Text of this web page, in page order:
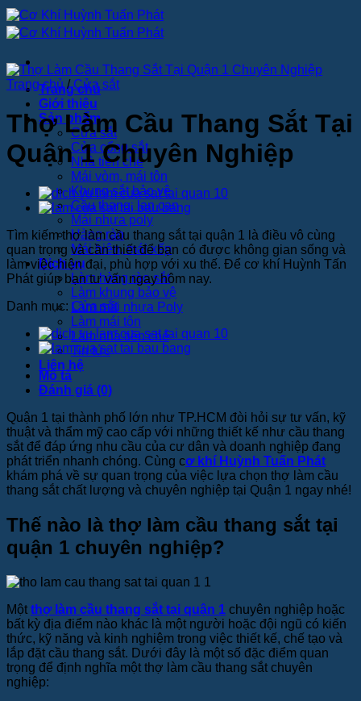
Bỏ
qua
nội
Trang chủ
Giới thiệu
Sản phẩm
Cửa sắt
Cửa cổng sắt
Nhà tiền chế
Mái vòm, mái tôn
Khung sắt bảo vệ
Cầu thang, lan can
Mái nhựa poly
Hàng rào
Mái hiên, mái xếp
Dịch vụ
Làm hàng rào sắt
Làm khung bảo vệ
Làm mái nhựa Poly
Làm mái tôn
Làm nhà tiền chế
Tin tức
Liên hệ
Trang chủ / Cửa sắt
Thợ Làm Cầu Thang Sắt Tại
Quận 1 Chuyên Nghiệp
Tìm kiếm thợ làm cầu thang sắt tại quận 1 là điều vô cùng
quan trọng và cần thiết để bạn có được không gian sống và
làm việc hiện đại, phù hợp với xu thế. Để cơ khí Huỳnh Tấn
Phát giúp bạn tư vấn ngay hôm nay.
Danh mục: Cửa sắt
Mô tả
Đánh giá (0)
Quận 1 tại thành phố lớn như TP.HCM đòi hỏi sự tư vấn, kỹ
thuật và thẩm mỹ cao cấp với những thiết kế như cầu thang
sắt để đáp ứng nhu cầu của cư dân và doanh nghiệp đang
phát triển nhanh chóng. Cùng cơ khí Huỳnh Tuấn Phát
khám phá về sự quan trọng của việc lựa chọn thợ làm cầu
thang sắt chất lượng và chuyên nghiệp tại Quận 1 ngay nhé!
Thế nào là thợ làm cầu thang sắt tại
quận 1 chuyên nghiệp?
Một thợ làm cầu thang sắt tại quận 1 chuyên nghiệp hoặc
bất kỳ địa điểm nào khác là một người hoặc đội ngũ có kiến
thức, kỹ năng và kinh nghiệm trong việc thiết kế, chế tạo và
lắp đặt cầu thang sắt. Dưới đây là một số đặc điểm quan
trọng để định nghĩa một thợ làm cầu thang sắt chuyên
nghiệp: